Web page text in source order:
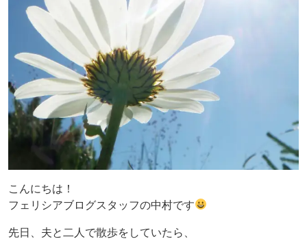
こんにちは！
フェリシアブログスタッフの中村です
先日、夫と二人で散歩をしていたら、